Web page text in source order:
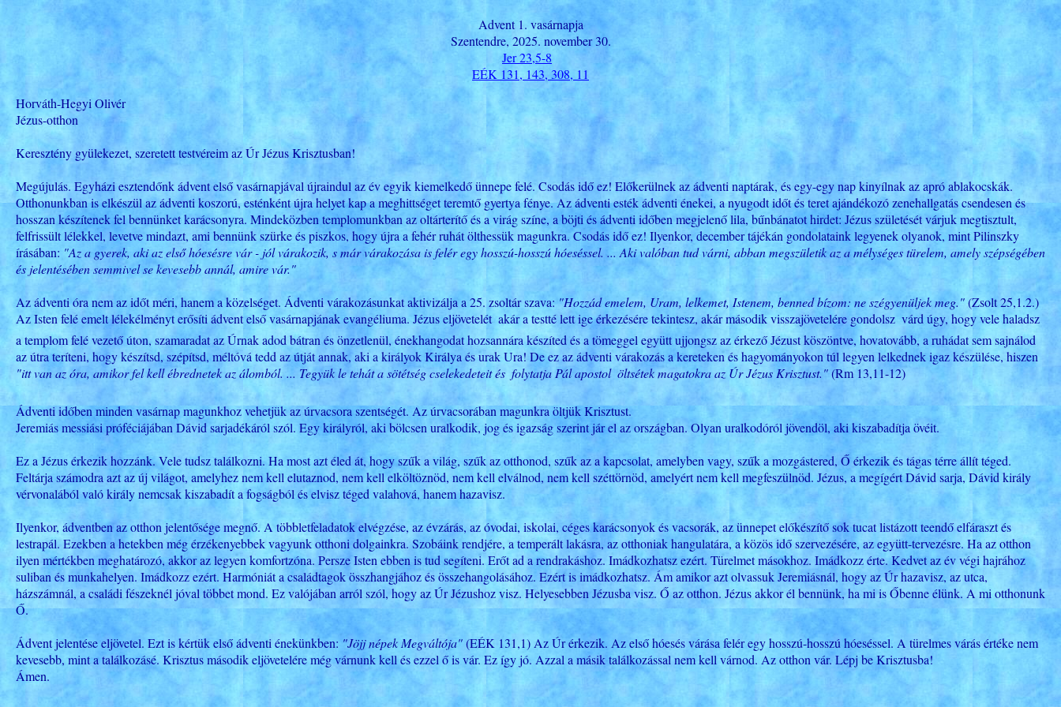
Advent 1. vasárnapja
Szentendre, 2025. november 30.
Jer 23,5-8
EÉK 131, 143, 308, 11
Horváth-Hegyi Olivér
Jézus-otthon
Keresztény gyülekezet, szeretett testvéreim az Úr Jézus Krisztusban!
Megújulás. Egyházi esztendőnk ádvent első vasárnapjával újraindul az év egyik kiemelkedő ünnepe felé. Csodás idő ez! Előkerülnek az ádventi naptárak, és egy-egy nap kinyílnak az apró ablakocskák.
Otthonunkban is elkészül az ádventi koszorú, esténként újra helyet kap a meghittséget teremtő gyertya fénye. Az ádventi esték ádventi énekei, a nyugodt időt és teret ajándékozó zenehallgatás csendesen és
hosszan készítenek fel bennünket karácsonyra. Mindeközben templomunkban az oltárterítő és a virág színe, a böjti és ádventi időben megjelenő lila, bűnbánatot hirdet: Jézus születését várjuk megtisztult,
felfrissült lélekkel, levetve mindazt, ami bennünk szürke és piszkos, hogy újra a fehér ruhát ölthessük magunkra. Csodás idő ez! Ilyenkor, december tájékán gondolataink legyenek olyanok, mint Pilinszky
írásában: "Az a gyerek, aki az első hóesésre vár - jól várakozik, s már várakozása is felér egy hosszú-hosszú hóeséssel. ... Aki valóban tud várni, abban megszületik az a mélységes türelem, amely szépségében
és jelentésében semmivel se kevesebb annál, amire vár."
Az ádventi óra nem az időt méri, hanem a közelséget. Ádventi várakozásunkat aktivizálja a 25. zsoltár szava:"Hozzád emelem, Uram, lelkemet, Istenem, benned bízom: ne szégyenüljek meg."(Zsolt 25,1.2.)
Az Isten felé emelt lélekélményt erősíti ádvent első vasárnapjának evangéliuma. Jézus eljövetelét  akár a testté lett ige érkezésére tekintesz, akár második visszajövetelére gondolsz  várd úgy, hogy vele haladsz
a templom felé vezető úton, szamaradat az Úrnak adod bátran és önzetlenül, énekhangodat hozsannára készíted és a tömeggel együtt ujjongsz az érkező Jézust köszöntve, hovatovább, a ruhádat sem sajnálod
az útra teríteni, hogy készítsd, szépítsd, méltóvá tedd az útját annak, aki a királyok Királya és urak Ura! De ez az ádventi várakozás a kereteken és hagyományokon túl legyen lelkednek igaz készülése, hiszen
"itt van az óra, amikor fel kell ébrednetek az álomból. ... Tegyük le tehát a sötétség cselekedeteit és  folytatja Pál apostol  öltsétek magatokra az Úr Jézus Krisztust."(Rm 13,11-12)
Ádventi időben minden vasárnap magunkhoz vehetjük az úrvacsora szentségét. Az úrvacsorában magunkra öltjük Krisztust.
Jeremiás messiási próféciájában Dávid sarjadékáról szól. Egy királyról, aki bölcsen uralkodik, jog és igazság szerint jár el az országban. Olyan uralkodóról jövendöl, aki kiszabadítja övéit.
Ez a Jézus érkezik hozzánk. Vele tudsz találkozni. Ha most azt éled át, hogy szűk a világ, szűk az otthonod, szűk az a kapcsolat, amelyben vagy, szűk a mozgástered, Ő érkezik és tágas térre állít téged.
Feltárja számodra azt az új világot, amelyhez nem kell elutaznod, nem kell elköltöznöd, nem kell elválnod, nem kell széttörnöd, amelyért nem kell megfeszülnöd. Jézus, a megígért Dávid sarja, Dávid király
vérvonalából való király nemcsak kiszabadít a fogságból és elvisz téged valahová, hanem hazavisz.
Ilyenkor, ádventben az otthon jelentősége megnő. A többletfeladatok elvégzése, az évzárás, az óvodai, iskolai, céges karácsonyok és vacsorák, az ünnepet előkészítő sok tucat listázott teendő elfáraszt és
lestrapál. Ezekben a hetekben még érzékenyebbek vagyunk otthoni dolgainkra. Szobáink rendjére, a temperált lakásra, az otthoniak hangulatára, a közös idő szervezésére, az együtt-tervezésre. Ha az otthon
ilyen mértékben meghatározó, akkor az legyen komfortzóna. Persze Isten ebben is tud segíteni. Erőt ad a rendrakáshoz. Imádkozhatsz ezért. Türelmet másokhoz. Imádkozz érte. Kedvet az év végi hajrához
suliban és munkahelyen. Imádkozz ezért. Harmóniát a családtagok összhangjához és összehangolásához. Ezért is imádkozhatsz. Ám amikor azt olvassuk Jeremiásnál, hogy az Úr hazavisz, az utca,
házszámnál, a családi fészeknél jóval többet mond. Ez valójában arról szól, hogy az Úr Jézushoz visz. Helyesebben Jézusba visz. Ő az otthon. Jézus akkor él bennünk, ha mi is Őbenne élünk. A mi otthonunk
Ő.
Ádvent jelentése eljövetel. Ezt is kértük első ádventi énekünkben: "Jöjj népek Megváltója"(EÉK 131,1) Az Úr érkezik. Az első hóesés várása felér egy hosszú-hosszú hóeséssel. A türelmes várás értéke nem
kevesebb, mint a találkozásé. Krisztus második eljövetelére még várnunk kell és ezzel ő is vár. Ez így jó. Azzal a másik találkozással nem kell várnod. Az otthon vár. Lépj be Krisztusba!
Ámen.